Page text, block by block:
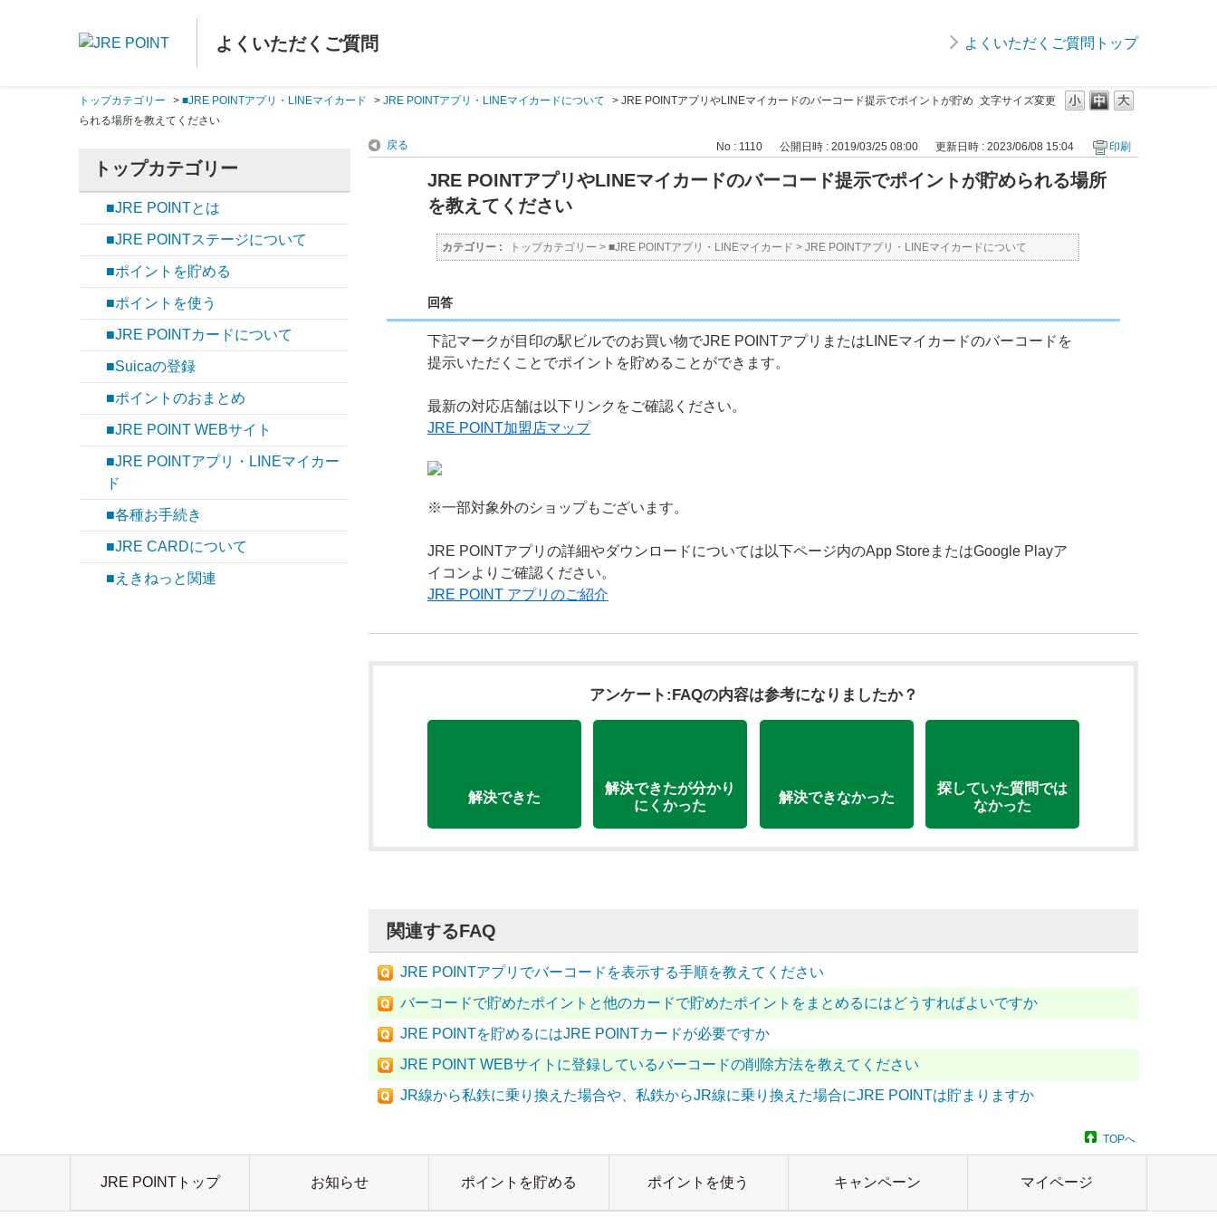
よくいただくご質問 よくいただくご質問トップ
文字サイズ変更
トップカテゴリー > ■JRE POINTアプリ・LINEマイカード > JRE POINTアプリ・LINEマイカードについて > JRE POINTアプリやLINEマイカードのバーコード提示でポイントが貯め
られる場所を教えてください
トップカテゴリー
■JRE POINTとは
■JRE POINTステージについて
■ポイントを貯める
■ポイントを使う
■JRE POINTカードについて
■Suicaの登録
■ポイントのおまとめ
■JRE POINT WEBサイト
■JRE POINTアプリ・LINEマイカー
ド
■各種お手続き
■JRE CARDについて
■えきねっと関連
戻る No : 1110 公開日時 : 2019/03/25 08:00 更新日時 : 2023/06/08 15:04 印刷
JRE POINTアプリやLINEマイカードのバーコード提示でポイントが貯められる場所
を教えてください
カテゴリー : トップカテゴリー > ■JRE POINTアプリ・LINEマイカード > JRE POINTアプリ・LINEマイカードについて
回答
下記マークが目印の駅ビルでのお買い物でJRE POINTアプリまたはLINEマイカードのバーコードを
提示いただくことでポイントを貯めることができます。
最新の対応店舗は以下リンクをご確認ください。
JRE POINT加盟店マップ
※一部対象外のショップもございます。
JRE POINTアプリの詳細やダウンロードについては以下ページ内のApp StoreまたはGoogle Playア
イコンよりご確認ください。
JRE POINT アプリのご紹介
アンケート:FAQの内容は参考になりましたか？
解決できた
解決できたが分かり
にくかった
解決できなかった
探していた質問では
なかった
関連するFAQ
JRE POINTアプリでバーコードを表示する手順を教えてください
バーコードで貯めたポイントと他のカードで貯めたポイントをまとめるにはどうすればよいですか
JRE POINTを貯めるにはJRE POINTカードが必要ですか
JRE POINT WEBサイトに登録しているバーコードの削除方法を教えてください
JR線から私鉄に乗り換えた場合や、私鉄からJR線に乗り換えた場合にJRE POINTは貯まりますか
TOPへ
JRE POINTトップ お知らせ ポイントを貯める ポイントを使う キャンペーン マイページ